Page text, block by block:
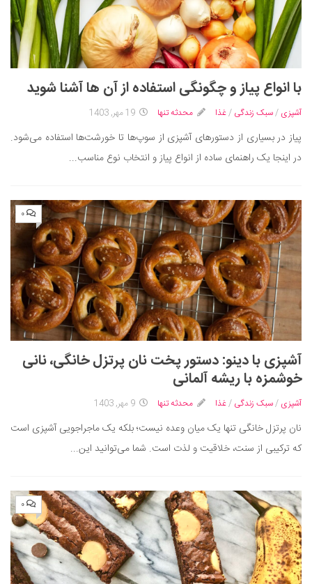
با انواع پیاز و چگونگی استفاده از آن ها آشنا شوید
آشپزی /سبک زندگی /غذا محدثه تنها 19 مهر, 1403
پیاز در بسیاری از دستورهای آشپزی از سوپ‌ها تا خورشت‌ها استفاده می‌شود.
در اینجا یک راهنمای ساده از انواع پیاز و انتخاب نوع مناسب...
۰
آشپزی با دینو: دستور پخت نان پرتزل خانگی، نانی
خوشمزه با ریشه آلمانی
آشپزی /سبک زندگی /غذا محدثه تنها 9 مهر, 1403
نان پرتزل خانگی تنها یک میان وعده نیست؛ بلکه یک ماجراجویی آشپزی است
که ترکیبی از سنت، خلاقیت و لذت است. شما می‌توانید این...
۰